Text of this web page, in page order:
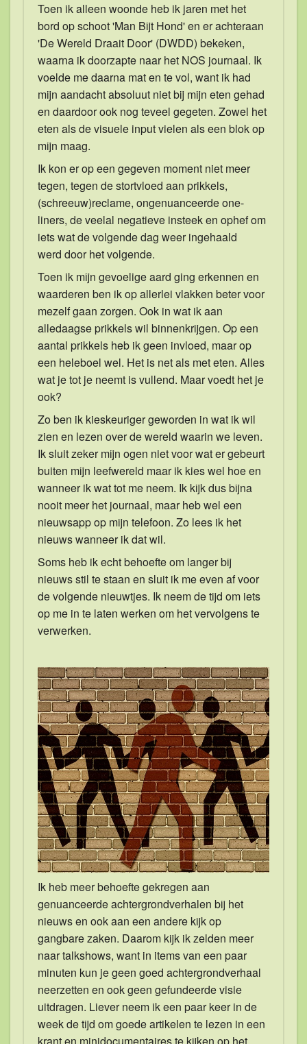
Toen ik alleen woonde heb ik jaren met het
bord op schoot 'Man Bijt Hond' en er achteraan
'De Wereld Draait Door' (DWDD) bekeken,
waarna ik doorzapte naar het NOS journaal. Ik
voelde me daarna mat en te vol, want ik had
mijn aandacht absoluut niet bij mijn eten gehad
en daardoor ook nog teveel gegeten. Zowel het
eten als de visuele input vielen als een blok op
mijn maag.
Ik kon er op een gegeven moment niet meer
tegen, tegen de stortvloed aan prikkels,
(schreeuw)reclame, ongenuanceerde one-
liners, de veelal negatieve insteek en ophef om
iets wat de volgende dag weer ingehaald
werd door het volgende.
Toen ik mijn gevoelige aard ging erkennen en
waarderen ben ik op allerlei vlakken beter voor
mezelf gaan zorgen. Ook in wat ik aan
alledaagse prikkels wil binnenkrijgen. Op een
aantal prikkels heb ik geen invloed, maar op
een heleboel wel. Het is net als met eten. Alles
wat je tot je neemt is vullend. Maar voedt het je
ook?
Zo ben ik kieskeuriger geworden in wat ik wil
zien en lezen over de wereld waarin we leven.
Ik sluit zeker mijn ogen niet voor wat er gebeurt
buiten mijn leefwereld maar ik kies wel hoe en
wanneer ik wat tot me neem. Ik kijk dus bijna
nooit meer het journaal, maar heb wel een
nieuwsapp op mijn telefoon. Zo lees ik het
nieuws wanneer ik dat wil.
Soms heb ik echt behoefte om langer bij
nieuws stil te staan en sluit ik me even af voor
de volgende nieuwtjes. Ik neem de tijd om iets
op me in te laten werken om het vervolgens te
verwerken.
Ik heb meer behoefte gekregen aan
genuanceerde achtergrondverhalen bij het
nieuws en ook aan een andere kijk op
gangbare zaken. Daarom kijk ik zelden meer
naar talkshows, want in items van een paar
minuten kun je geen goed achtergrondverhaal
neerzetten en ook geen gefundeerde visie
uitdragen. Liever neem ik een paar keer in de
week de tijd om goede artikelen te lezen in een